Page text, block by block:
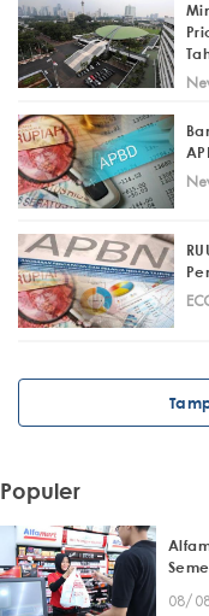
Populer
08/